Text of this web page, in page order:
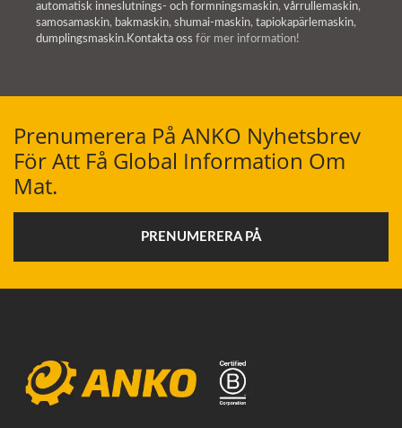
automatisk inneslutnings- och formningsmaskin, vårrullemaskin,
samosamaskin, bakmaskin, shumai-maskin, tapiokapärlemaskin,
dumplingsmaskin.Kontakta oss för mer information!
Prenumerera På ANKO Nyhetsbrev
För Att Få Global Information Om
Mat.
PRENUMERERA PÅ